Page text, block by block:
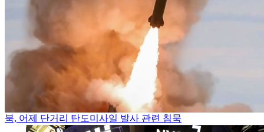
북, 어제 단거리 탄도미사일 발사 관련 침묵